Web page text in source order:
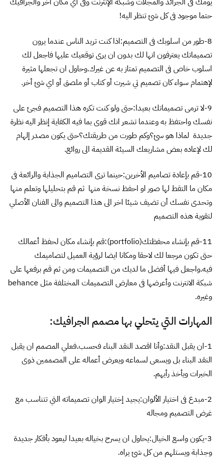
حتما موجود فى كل شئ تنظر اليه!
8-طور من اسلوبك فى التصميم:اذا كنت تريد الناس عندما يرون
تصميماتك يعترفون انها لك بدون ان يرى توقعيك عليها فاجعل لك
اسلوب خاص فى التصميم تمتاز به عن غيرك.وحاول ان تجعلها مثيرة
لإهتمام سواء كان تصميم تي شيرت أو كتاب أو ملصق أو اي شئ أخر.
9-لا ترمى تصميماتك بعيدا:حتى ولو كنت تكره هذا التصميم فجئ على
نفسك واحتفظ به وعندما تشعر انك قوى بما فيه الكفاية إنظر اليه نظرة
جديدة لماذا هو سئ؟وكم طورت من طريقتك؟حتى يكون مصدر إلهام
لك لإعاده بعض مشاريعك السيئة القديمة الى روائع.
10-قم بإعادة تصاميم الأخرين:حينما ترى التصاميم الجذابة والرائعة فى
مكان ما التقط لها صور او احفظ نسخة منها ثم قم بتحليلها وتعلم منها
وتحدى نفسك أن تضيف شيئا اخر الى هذا التصميم والى الفنان الأصلي
لتقوية هذه التصميم
11-قم بإنشاء محفظتك(portfolio):قم بإنشاء مكان لحفظ أعمالك
حتى تكون مرجعا لك لاحقا ومكانا ايضا لرؤية العميل لتصاميمك
فيه.واجعل فيها أفضل ما لديك من التصميمات ومن ثم قم برفعها على
شبكة الانترنت وأعرضها فى معارض التصميمات المختلفة مثل behance
وغيره.
المهارات التي يتحلي بها مصمم الجرافيك:
1-ان يقبل النقد:وأنا اقصد النقد البناء فحسب.فعلي المصمم ان يقبل
النقد البناء بل ويسعى لسماعه ويعرض أعماله على المصممين ذوى
الخبرات ويأخذ رأيهم.
2-مبدع فى اختيار الألوان:يجيد إختيار الوان تصميماته التي تتناسب مع
غرض التصميم ومجاله
3-يكون واسع الخيال:يحاول ان يسرح بخياله بعيدا ليعود بأفكار جديدة
وجذابة ويستلهم من كل شئ يراه.